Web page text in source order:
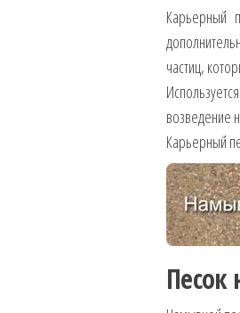
Карьерный
частиц,
возведение
Карьерный